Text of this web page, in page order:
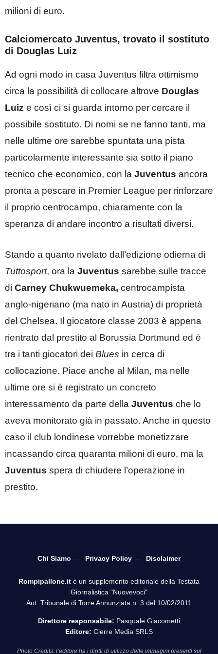
milioni di euro.
Calciomercato Juventus, trovato il sostituto
di Douglas Luiz
Ad ogni modo in casa Juventus filtra ottimismo
circa la possibilità di collocare altrove Douglas
Luiz e così ci si guarda intorno per cercare il
possibile sostituto. Di nomi se ne fanno tanti, ma
nelle ultime ore sarebbe spuntata una pista
particolarmente interessante sia sotto il piano
tecnico che economico, con la Juventus ancora
pronta a pescare in Premier League per rinforzare
il proprio centrocampo, chiaramente con la
speranza di andare incontro a risultati diversi.
Stando a quanto rivelato dall’edizione odierna di
Tuttosport, ora la Juventus sarebbe sulle tracce
di Carney Chukwuemeka, centrocampista
anglo-nigeriano (ma nato in Austria) di proprietà
del Chelsea. Il giocatore classe 2003 è appena
rientrato dal prestito al Borussia Dortmund ed è
tra i tanti giocatori dei Blues in cerca di
collocazione. Piace anche al Milan, ma nelle
ultime ore si è registrato un concreto
interessamento da parte della Juventus che lo
aveva monitorato già in passato. Anche in questo
caso il club londinese vorrebbe monetizzare
incassando circa quaranta milioni di euro, ma la
Juventus spera di chiudere l’operazione in
prestito.
Chi Siamo Privacy Policy Disclaimer
Rompipallone.it è un supplemento editoriale della Testata
Giornalistica "Nuovevoci"
Aut. Tribunale di Torre Annunziata n. 3 del 10/02/2011
Direttore responsabile: Pasquale Giacometti
Editore: Cierre Media SRLS
Photo Credits: l’editore ha i diritti di utilizzo delle immagini presenti sul